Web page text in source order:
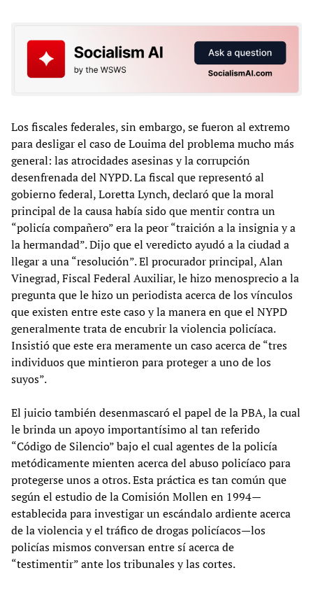
Los fiscales federales, sin embargo, se fueron al extremo
para desligar el caso de Louima del problema mucho más
general: las atrocidades asesinas y la corrupción
desenfrenada del NYPD. La fiscal que representó al
gobierno federal, Loretta Lynch, declaró que la moral
principal de la causa había sido que mentir contra un
“policía compañero” era la peor “traición a la insignia y a
la hermandad”. Dijo que el veredicto ayudó a la ciudad a
llegar a una “resolución”. El procurador principal, Alan
Vinegrad, Fiscal Federal Auxiliar, le hizo menosprecio a la
pregunta que le hizo un periodista acerca de los vínculos
que existen entre este caso y la manera en que el NYPD
generalmente trata de encubrir la violencia policíaca.
Insistió que este era meramente un caso acerca de “tres
individuos que mintieron para proteger a uno de los
suyos”.
El juicio también desenmascaró el papel de la PBA, la cual
le brinda un apoyo importantísimo al tan referido
“Código de Silencio” bajo el cual agentes de la policía
metódicamente mienten acerca del abuso policíaco para
protegerse unos a otros. Esta práctica es tan común que
según el estudio de la Comisión Mollen en 1994—
establecida para investigar un escándalo ardiente acerca
de la violencia y el tráfico de drogas policíacos—los
policías mismos conversan entre sí acerca de
“testimentir” ante los tribunales y las cortes.